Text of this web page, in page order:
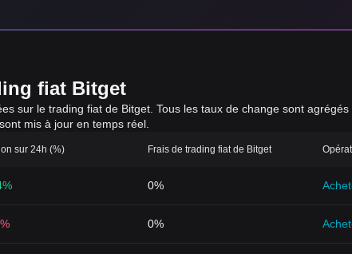
fiat Bitget
sur le trading fiat de Bitget. Tous les taux de change sont
mis à jour en temps réel.
sur 24h (%) Frais de trading fiat de Bitget
0%
0%